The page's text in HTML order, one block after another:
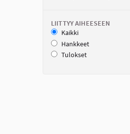
LIITTYY AIHEESEEN
Kaikki
Hankkeet
Tulokset